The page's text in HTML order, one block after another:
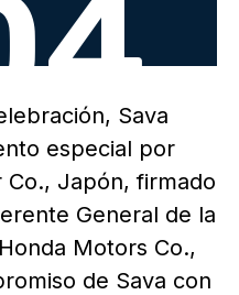
Sava
especial por
Japón, firmado
General de la
Motors Co.,
de Sava con